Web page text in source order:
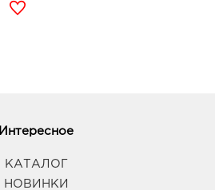
Интересное
КАТАЛОГ
НОВИНКИ